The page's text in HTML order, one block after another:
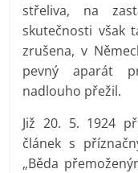
střeliva, na
skutečnosti však
zrušena, v
pevný aparát
nadlouho přežil.
Již 20. 5. 1924
článek s
„Běda